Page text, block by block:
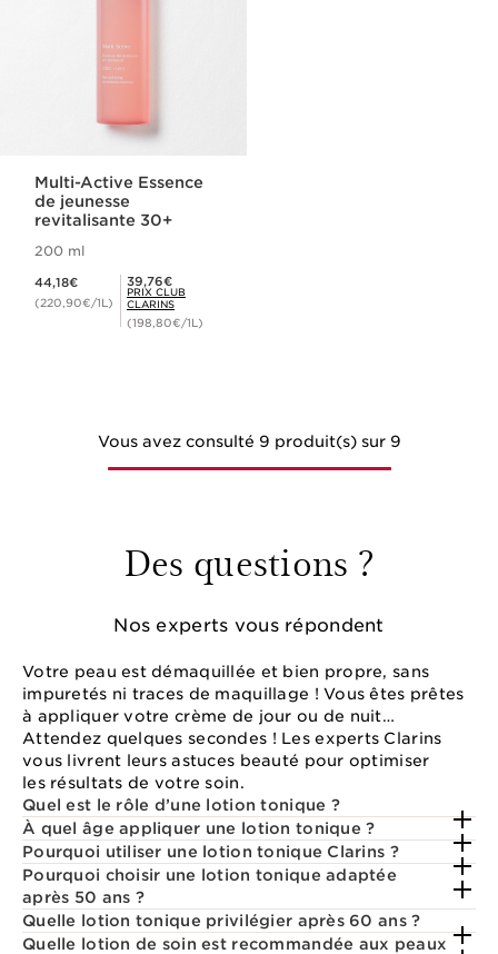
Multi-Active Essence
de jeunesse
revitalisante 30+
200 ml
44,18€
(220,90€/1L)
Prix Club Clarins 39,76€
39,76€
PRIX CLUB
CLARINS
(198,80€/1L)
Vous avez consulté 9 produit(s) sur 9
Des questions ?
Nos experts vous répondent
Votre peau est démaquillée et bien propre, sans
impuretés ni traces de maquillage ! Vous êtes prêtes
à appliquer votre crème de jour ou de nuit…
Attendez quelques secondes ! Les experts Clarins
vous livrent leurs astuces beauté pour optimiser
les résultats de votre soin.
Quel est le rôle d’une lotion tonique ?
À quel âge appliquer une lotion tonique ?
Pourquoi utiliser une lotion tonique Clarins ?
Pourquoi choisir une lotion tonique adaptée
après 50 ans ?
Quelle lotion tonique privilégier après 60 ans ?
Quelle lotion de soin est recommandée aux peaux